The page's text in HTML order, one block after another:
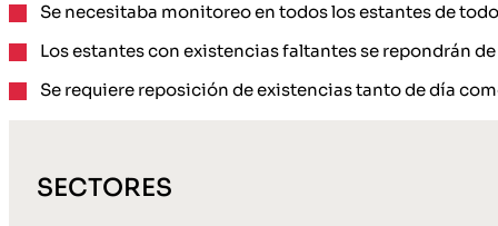
Se necesitaba monitoreo en todos los estantes de
Los estantes con existencias faltantes se repondrán
Se requiere reposición de existencias tanto de día
SECTORES